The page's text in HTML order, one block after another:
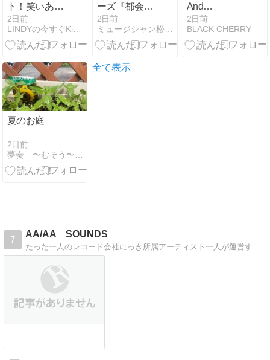
ト！笑いあ
り、ジャンプ
あり、放送ギ
リギリあり
すぎる夏の一
夜！
2日前
LINDYの今すぐKiss Me
ーズ『都会の
姿』 第１８６
３ＣＩＴＹ
2日前
ミュージシャン松山栄一の超ウルトラ基地
And
War/Harmonica
Slim , Hosea
Leavy
2日前
BLACK CHERRY
夏のお庭
2日前
夢奏 〜むそう〜 日々つれづれ
全て表示
7
AA/AA SOUNDS
たった一人のレコード会社にっき所属アーティスト一人が運営するインディペンデントレーベル